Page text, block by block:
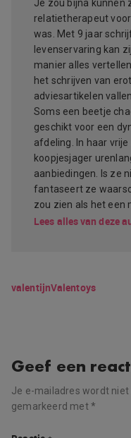
Je zou bijna kunnen
relatietherapeut
was. Met 9 jaar
levenservaring kan
manier alles
het schrijven van
adviesartikelen
Soms een beetje
geschikt voor een
afdeling. In haar
koopjesjager
aanbiedingen. Is ze
fantaseert ze
zou zien als het een
Lees alles van deze
valentijnValentoys
Geef een
Je e-mailadres wordt niet
gemarkeerd met*